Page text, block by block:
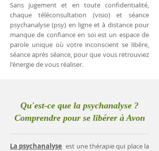
Sans jugement et en toute confidentialité,
chaque téléconsultation (visio) et séance
psychanalyse (psy) en ligne et à distance pour
manque de confiance en soi est un espace de
parole unique où votre inconscient se libère,
séance après séance, pour que vous retrouviez
l'énergie de vous réaliser.
Qu'est-ce que la psychanalyse ?
Comprendre pour se libérer à Avon
La psychanalyse est une thérapie qui place la